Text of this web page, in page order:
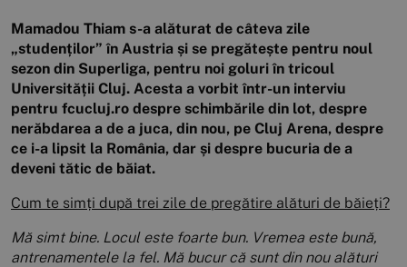
Mamadou Thiam s-a alăturat de câteva zile
„studenților” în Austria și se pregătește pentru noul
sezon din Superliga, pentru noi goluri în tricoul
Universității Cluj. Acesta a vorbit într-un interviu
pentru fcucluj.ro despre schimbările din lot, despre
nerăbdarea a de a juca, din nou, pe Cluj Arena, despre
ce i-a lipsit la România, dar și despre bucuria de a
deveni tătic de băiat.
Cum te simți după trei zile de pregătire alături de băieți?
Mă simt bine. Locul este foarte bun. Vremea este bună,
antrenamentele la fel. Mă bucur că sunt din nou alături